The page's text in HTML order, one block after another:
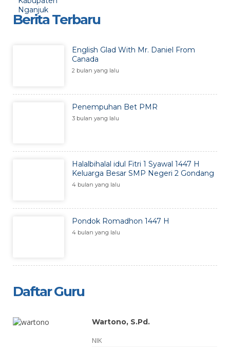
Berita Terbaru
English Glad With Mr. Daniel From
Canada
2 bulan yang lalu
Penempuhan Bet PMR
3 bulan yang lalu
Halalbihalal idul Fitri 1 Syawal 1447 H
Keluarga Besar SMP Negeri 2 Gondang
4 bulan yang lalu
Pondok Romadhon 1447 H
4 bulan yang lalu
Daftar Guru
Wartono, S.Pd.
NIK